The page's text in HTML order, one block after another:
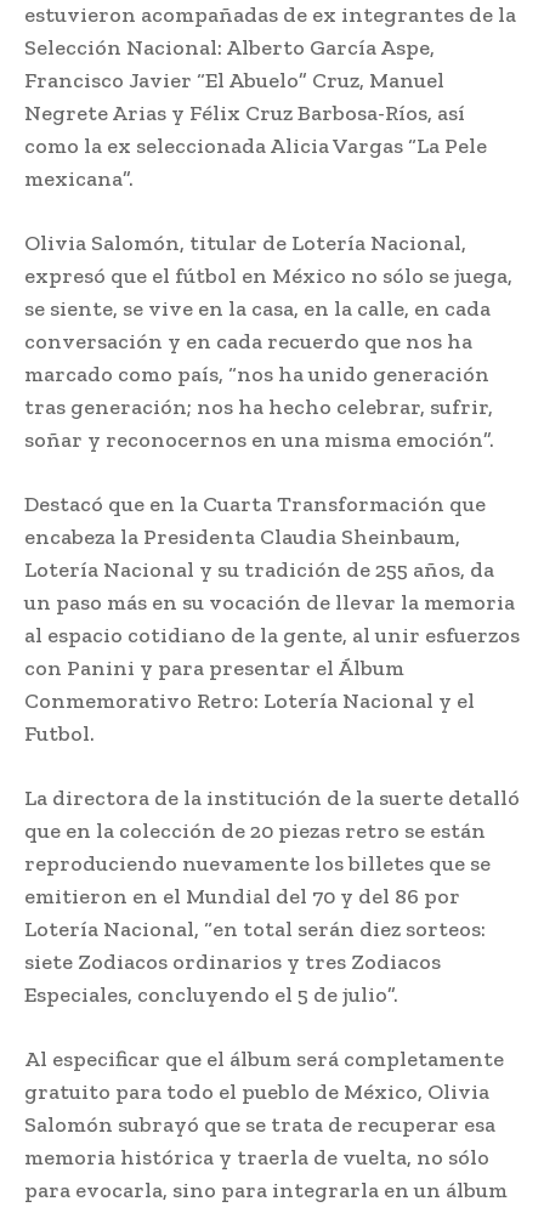
estuvieron acompañadas de ex integrantes de la
Selección Nacional: Alberto García Aspe,
Francisco Javier “El Abuelo” Cruz, Manuel
Negrete Arias y Félix Cruz Barbosa-Ríos, así
como la ex seleccionada Alicia Vargas “La Pele
mexicana”.
Olivia Salomón, titular de Lotería Nacional,
expresó que el fútbol en México no sólo se juega,
se siente, se vive en la casa, en la calle, en cada
conversación y en cada recuerdo que nos ha
marcado como país, “nos ha unido generación
tras generación; nos ha hecho celebrar, sufrir,
soñar y reconocernos en una misma emoción”.
Destacó que en la Cuarta Transformación que
encabeza la Presidenta Claudia Sheinbaum,
Lotería Nacional y su tradición de 255 años, da
un paso más en su vocación de llevar la memoria
al espacio cotidiano de la gente, al unir esfuerzos
con Panini y para presentar el Álbum
Conmemorativo Retro: Lotería Nacional y el
Futbol.
La directora de la institución de la suerte detalló
que en la colección de 20 piezas retro se están
reproduciendo nuevamente los billetes que se
emitieron en el Mundial del 70 y del 86 por
Lotería Nacional, “en total serán diez sorteos:
siete Zodiacos ordinarios y tres Zodiacos
Especiales, concluyendo el 5 de julio”.
Al especificar que el álbum será completamente
gratuito para todo el pueblo de México, Olivia
Salomón subrayó que se trata de recuperar esa
memoria histórica y traerla de vuelta, no sólo
para evocarla, sino para integrarla en un álbum